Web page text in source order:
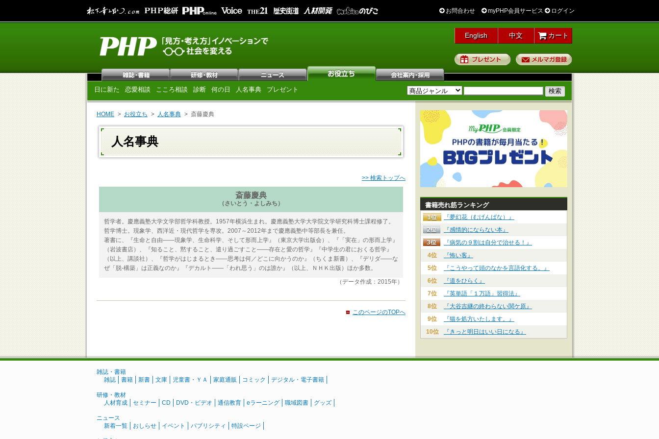
お問合わせ myPHP会員サービス ログイン
English 中文 カート
プレゼント
日に新た 恋愛相談 こころ相談 診断 何の日 人名事典 プレゼント
HOME お役立ち 人名事典 斎藤慶典
人名事典
>> 検索トップへ
斎藤慶典
（さいとう・よしみち）
哲学者。慶應義塾大学文学部哲学科教授。1957年横浜生まれ。慶應義塾大学大学院文学研究科博士課程修了。
哲学博士。現象学、西洋近・現代哲学を専攻。2007～2012年まで慶應義塾中等部長を兼任。
著書に、『生命と自由――現象学、生命科学、そして形而上学』（東京大学出版会）、『「実在」の形而上学』
（岩波書店）、『知ること、黙すること、遣り過ごすこと――存在と愛の哲学』『中学生の君におくる哲学』
（以上、講談社）、『哲学がはじまるとき――思考は何／どこに向かうのか』（ちくま新書）、『デリダ――な
ぜ「脱‐構築」は正義なのか』『デカルト――「われ思う」のは誰か』（以上、ＮＨＫ出版）ほか多数。
（データ作成：2015年）
このページのTOPへ
書籍売れ筋ランキング
『夢幻花（むげんばな）』
『感情的にならない本』
『病気の９割は自分で治せる！』
4位
『怖い客』
5位
『こうやって頭のなかを言語化する。』
6位
『道をひらく』
7位
『英単語「１万語」習得法』
8位
『大谷吉継の終わらない関ケ原』
9位
『猫を処方いたします。』
10位
『きっと明日はいい日になる』
雑誌・書籍
雑誌
書籍 新書 文庫 児童書・ＹＡ 家庭通販 コミック デジタル・電子書籍
研修・教材
人材育成
セミナー CD DVD・ビデオ 通信教育 eラーニング 職域図書 グッズ
ニュース
新着一覧
おしらせ イベント パブリシティ 特設ページ